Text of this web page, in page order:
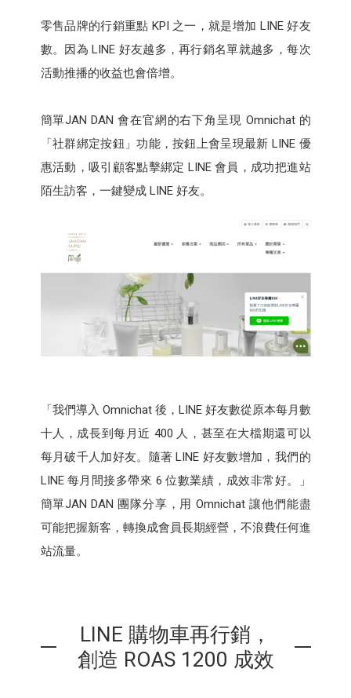
零售品牌的行銷重點 KPI 之一，就是增加 LINE 好友
數。因為 LINE 好友越多，再行銷名單就越多，每次
活動推播的收益也會倍增。
簡單JAN DAN 會在官網的右下角呈現 Omnichat 的
「社群綁定按鈕」功能，按鈕上會呈現最新 LINE 優
惠活動，吸引顧客點擊綁定 LINE 會員，成功把進站
陌生訪客，一鍵變成 LINE 好友。
「我們導入 Omnichat 後，LINE 好友數從原本每月數
十人，成長到每月近 400 人，甚至在大檔期還可以
每月破千人加好友。隨著 LINE 好友數增加，我們的
LINE 每月間接多帶來 6 位數業績，成效非常好。」
簡單JAN DAN 團隊分享，用 Omnichat 讓他們能盡
可能把握新客，轉換成會員長期經營，不浪費任何進
站流量。
LINE 購物車再行銷，
創造 ROAS 1200 成效